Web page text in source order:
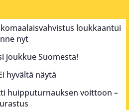
loukkaantui
nyt
joukkue Suomesta!
hyvältä näytä
huipputurnauksen voittoon –